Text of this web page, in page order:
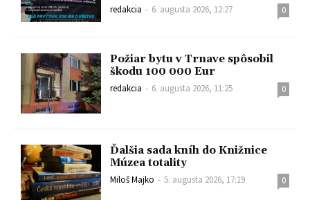
redakcia - 6. augusta 2026, 12:27 0
Požiar bytu v Trnave spôsobil
škodu 100 000 Eur
redakcia - 6. augusta 2026, 11:25 0
Ďalšia sada kníh do Knižnice
Múzea totality
Miloš Majko - 5. augusta 2026, 17:19 0